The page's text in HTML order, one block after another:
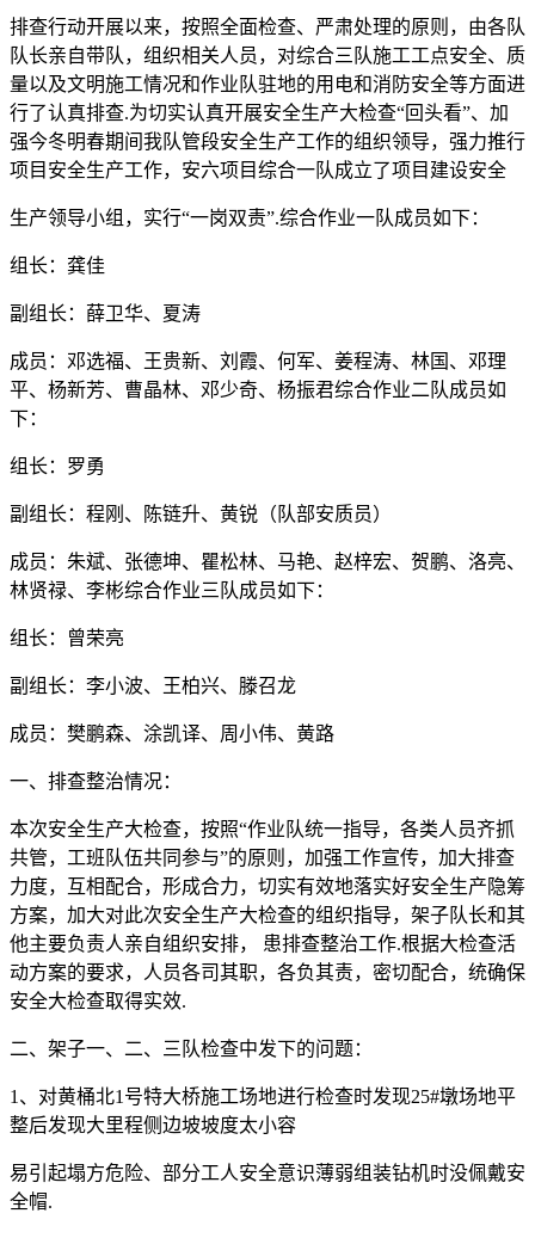
排查行动开展以来，按照全面检查、严肃处理的原则，由各队
队长亲自带队，组织相关人员，对综合三队施工工点安全、质
量以及文明施工情况和作业队驻地的用电和消防安全等方面进
行了认真排查.为切实认真开展安全生产大检查“回头看”、加
强今冬明春期间我队管段安全生产工作的组织领导，强力推行
项目安全生产工作，安六项目综合一队成立了项目建设安全
生产领导小组，实行“一岗双责”.综合作业一队成员如下：
组长：龚佳
副组长：薛卫华、夏涛
成员：邓选福、王贵新、刘霞、何军、姜程涛、林国、邓理
平、杨新芳、曹晶林、邓少奇、杨振君综合作业二队成员如
下：
组长：罗勇
副组长：程刚、陈链升、黄锐（队部安质员）
成员：朱斌、张德坤、瞿松林、马艳、赵梓宏、贺鹏、洛亮、
林贤禄、李彬综合作业三队成员如下：
组长：曾荣亮
副组长：李小波、王柏兴、滕召龙
成员：樊鹏森、涂凯译、周小伟、黄路
一、排查整治情况：
本次安全生产大检查，按照“作业队统一指导，各类人员齐抓
共管，工班队伍共同参与”的原则，加强工作宣传，加大排查
力度，互相配合，形成合力，切实有效地落实好安全生产隐筹
方案，加大对此次安全生产大检查的组织指导，架子队长和其
他主要负责人亲自组织安排， 患排查整治工作.根据大检查活
动方案的要求，人员各司其职，各负其责，密切配合，统确保
安全大检查取得实效.
二、架子一、二、三队检查中发下的问题：
1、对黄桶北1号特大桥施工场地进行检查时发现25#墩场地平
整后发现大里程侧边坡坡度太小容
易引起塌方危险、部分工人安全意识薄弱组装钻机时没佩戴安
全帽.